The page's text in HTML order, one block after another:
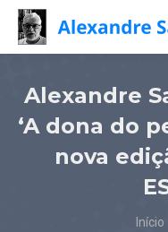
Alexandre
‘A dona do
nova
Início